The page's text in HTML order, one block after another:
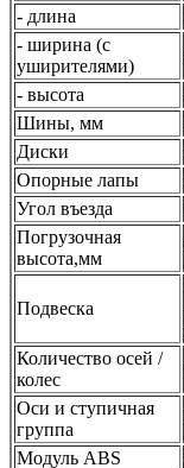
- длина
- ширина (с
уширителями)
- высота
Шины, мм
Диски
Опорные лапы
Угол въезда
Погрузочная
высота,мм
Подвеска
Количество осей /
колес
Оси и ступичная
группа
Модуль ABS